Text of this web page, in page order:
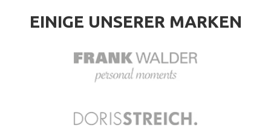
EINIGE UNSERER MARKEN